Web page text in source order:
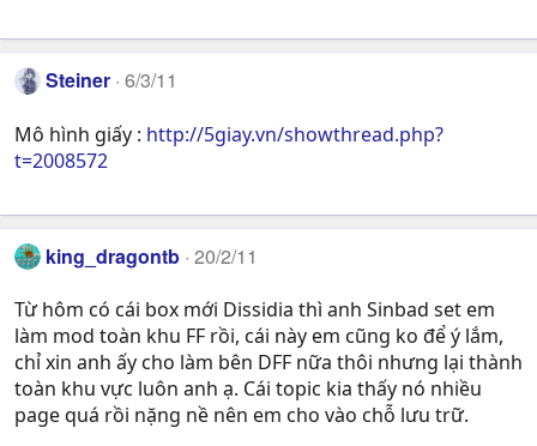
Steiner 6/3/11
Mô hình giấy : http://5giay.vn/showthread.php?
t=2008572
king_dragontb 20/2/11
Từ hôm có cái box mới Dissidia thì anh Sinbad set em
làm mod toàn khu FF rồi, cái này em cũng ko để ý lắm,
chỉ xin anh ấy cho làm bên DFF nữa thôi nhưng lại thành
toàn khu vực luôn anh ạ. Cái topic kia thấy nó nhiều
page quá rồi nặng nề nên em cho vào chỗ lưu trữ.